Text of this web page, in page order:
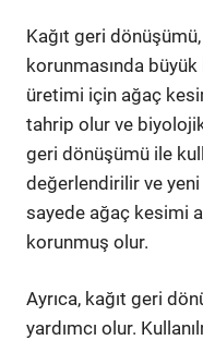
Kağıt geri
korunmasında
üretimi için ağaç
tahrip olur ve
geri dönüşümü ile
değerlendirilir ve yeni
sayede ağaç kesimi
korunmuş olur.
Ayrıca, kağıt geri
yardımcı olur.